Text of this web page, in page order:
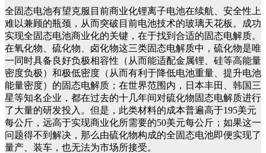
全固态电池有望克服目前商业化锂离子电池在续航、安全性上
难以兼顾的瓶颈，从而突破目前电池技术的玻璃天花板。成功
实现全固态电池商业化的关键，在于找到合适的固态电解质。
在氧化物、硫化物、卤化物这三类固态电解质中，硫化物是唯
一同时具备良好负极相容性（从而能适配金属锂、硅等高能量
密度负极）和极低密度（从而有利于降低电池重量、提升电池
能量密度）的固态电解质；在世界范围内，日本丰田、韩国三
星等知名企业，都在过去的十几年间对硫化物固态电解质进行
了大量的研发投入。但是，此类材料的成本普遍高于195美元
每公斤，远高于实现商业化所需要的50美元每公斤；如果这一
问题得不到解决，那么由硫化物构成的全固态电池即便实现了
量产、装车，也无法为市场所接受。